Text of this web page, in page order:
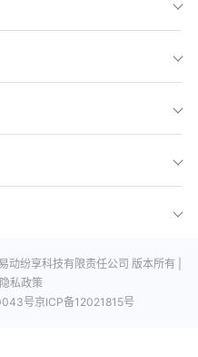
动纷享科技有限责任公司 版本所有 |
隐私政策
号京ICP备12021815号